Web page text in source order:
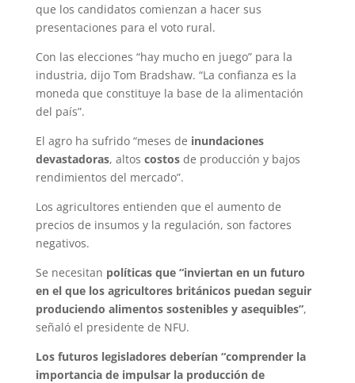
que los candidatos comienzan a hacer sus
presentaciones para el voto rural.
Con las elecciones “hay mucho en juego” para la
industria, dijo Tom Bradshaw. “La confianza es la
moneda que constituye la base de la alimentación
del país”.
El agro ha sufrido “meses de inundaciones
devastadoras, altos costosde producción y bajos
rendimientos del mercado”.
Los agricultores entienden que el aumento de
precios de insumos y la regulación, son factores
negativos.
Se necesitan políticas que “inviertan en un futuro
en el que los agricultores británicos puedan seguir
produciendo alimentos sostenibles y asequibles”,
señaló el presidente de NFU.
Los futuros legisladores deberían “comprender la
importancia de impulsar la producción de